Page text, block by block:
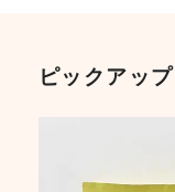
ピックアップ